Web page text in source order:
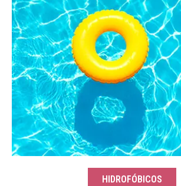
HIDROFÓBICOS